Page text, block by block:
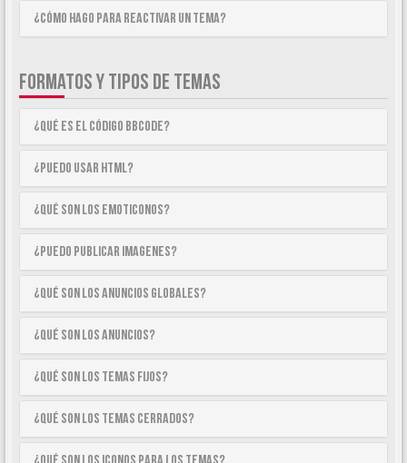
¿Cómo hago para reactivar un tema?
FORMATOS Y TIPOS DE TEMAS
¿Qué es el código BBCode?
¿Puedo usar HTML?
¿Qué son los emoticonos?
¿Puedo publicar imagenes?
¿Qué son los anuncios globales?
¿Qué son los anuncios?
¿Qué son los temas fijos?
¿Qué son los temas cerrados?